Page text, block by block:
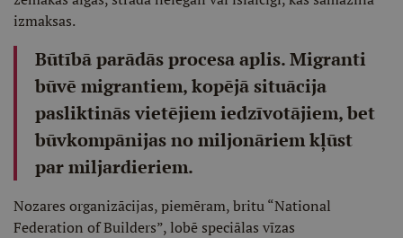
izmaksas.
Būtībā parādās procesa aplis. Migranti
būvē migrantiem, kopējā situācija
pasliktinās vietējiem iedzīvotājiem, bet
būvkompānijas no miljonāriem kļūst
par miljardieriem.
Nozares organizācijas, piemēram, britu “National
Federation of Builders”, lobē speciālas vīzas